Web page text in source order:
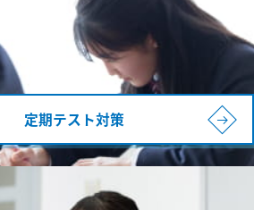
定期テスト対策